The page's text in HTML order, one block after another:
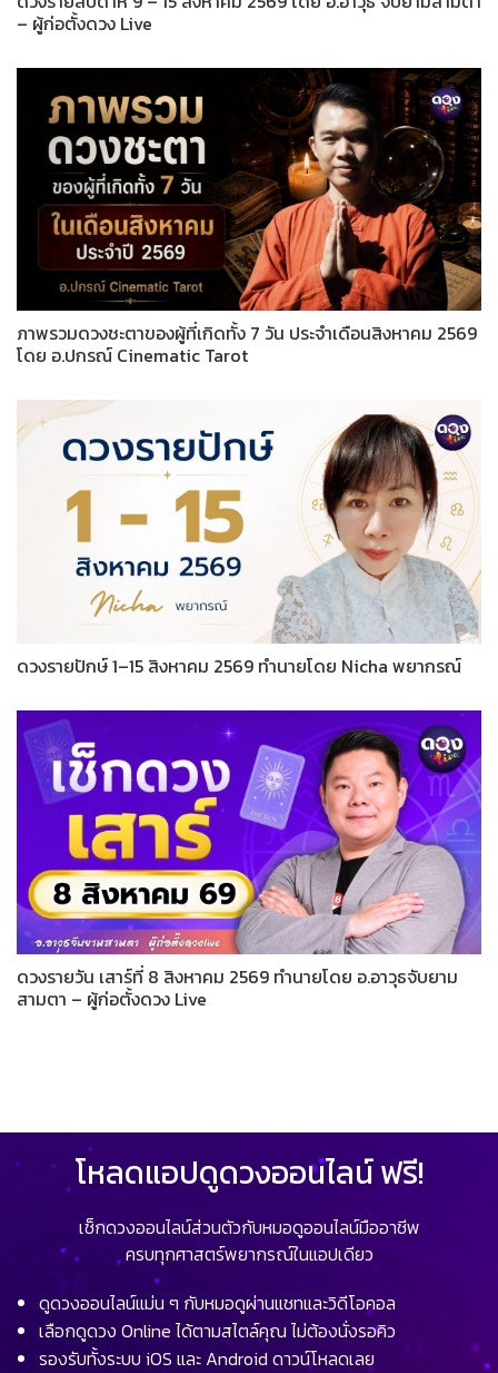
– ผู้ก่อตั้งดวง Live
ภาพรวมดวงชะตาของผู้ที่เกิดทั้ง 7 วัน ประจำเดือนสิงหาคม 2569
โดย อ.ปกรณ์ Cinematic Tarot
ดวงรายปักษ์ 1–15 สิงหาคม 2569 ทำนายโดย Nicha พยากรณ์
ดวงรายวัน เสาร์ที่ 8 สิงหาคม 2569 ทำนายโดย อ.อาวุธจับยาม
สามตา – ผู้ก่อตั้งดวง Live
โหลดแอปดูดวงออนไลน์ ฟรี!
เช็กดวงออนไลน์ส่วนตัวกับหมอดูออนไลน์มืออาชีพ
ครบทุกศาสตร์พยากรณ์ในแอปเดียว
ดูดวงออนไลน์แม่น ๆ กับหมอดูผ่านแชทและวิดีโอคอล
เลือกดูดวง Online ได้ตามสไตล์คุณ ไม่ต้องนั่งรอคิว
รองรับทั้งระบบ iOS และ Android ดาวน์โหลดเลย